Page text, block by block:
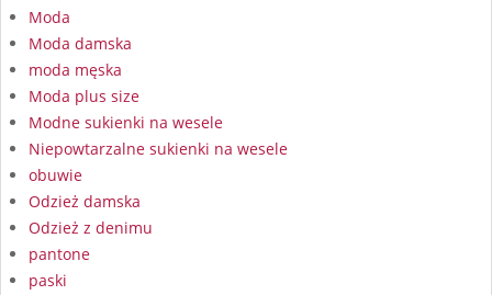
Moda
Moda damska
moda męska
Moda plus size
Modne sukienki na wesele
Niepowtarzalne sukienki na wesele
obuwie
Odzież damska
Odzież z denimu
pantone
paski